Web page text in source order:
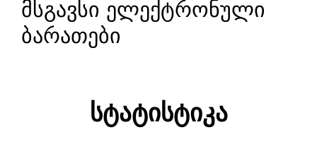
მსგავსი ელექტრონული
ბარათები
სტატისტიკა